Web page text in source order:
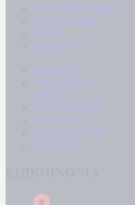
ΠΑΡΑΠΟΛΙΤΙΚΑ
ΟΙΚΟΝΟΜΙΑ
ΥΓΕΙΑ
ΕΝΕΡΓΕΙΑ
ΚΟΣΜΟΣ
ΑΘΛΗΤΙΚΑ
MEDIA
ΠΟΛΙΤΙΣΜΟΣ
LIFESTYLE
ΤΕΧΝΟΛΟΓΙΑ
ΑΠΟΨΕΙΣ